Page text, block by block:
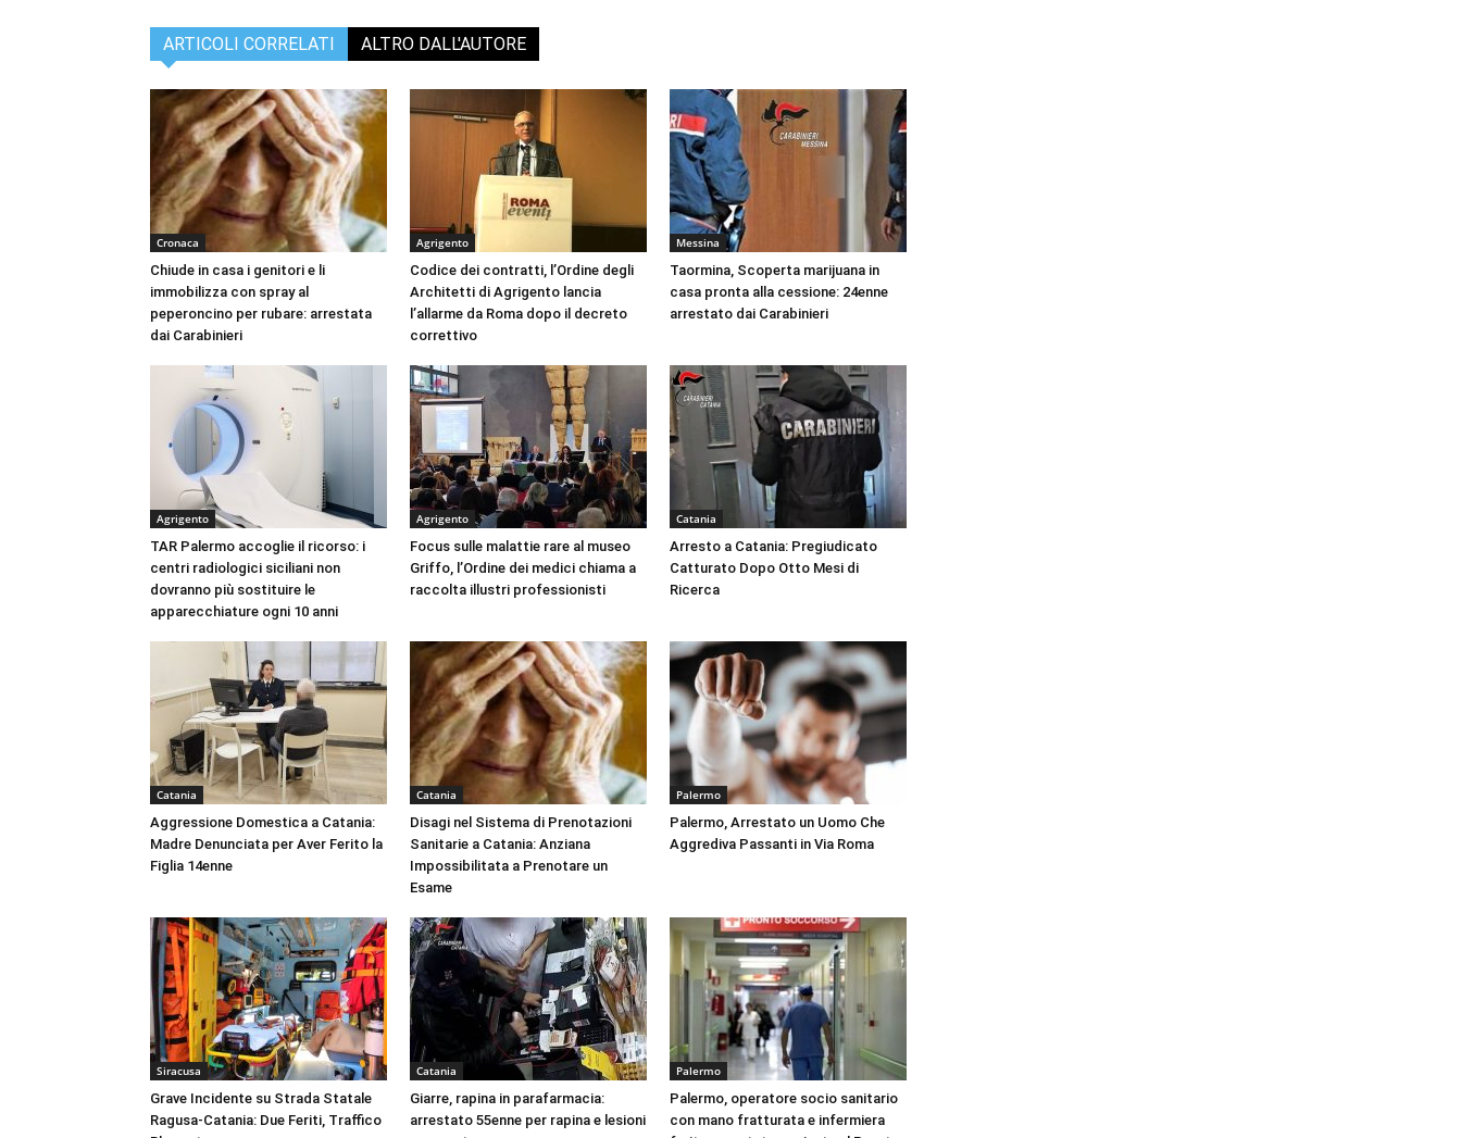
ARTICOLI CORRELATI ALTRO DALL'AUTORE
Cronaca
Chiude in casa i genitori e li
immobilizza con spray al
peperoncino per rubare: arrestata
dai Carabinieri
Agrigento
Codice dei contratti, l’Ordine degli
Architetti di Agrigento lancia
l’allarme da Roma dopo il decreto
correttivo
Messina
Taormina, Scoperta marijuana in
casa pronta alla cessione: 24enne
arrestato dai Carabinieri
Agrigento
TAR Palermo accoglie il ricorso: i
centri radiologici siciliani non
dovranno più sostituire le
apparecchiature ogni 10 anni
Agrigento
Focus sulle malattie rare al museo
Griffo, l’Ordine dei medici chiama a
raccolta illustri professionisti
Catania
Arresto a Catania: Pregiudicato
Catturato Dopo Otto Mesi di
Ricerca
Catania
Aggressione Domestica a Catania:
Madre Denunciata per Aver Ferito la
Figlia 14enne
Catania
Disagi nel Sistema di Prenotazioni
Sanitarie a Catania: Anziana
Impossibilitata a Prenotare un
Esame
Palermo
Palermo, Arrestato un Uomo Che
Aggrediva Passanti in Via Roma
Siracusa
Grave Incidente su Strada Statale
Ragusa-Catania: Due Feriti, Traffico
Catania
Giarre, rapina in parafarmacia:
arrestato 55enne per rapina e lesioni
Palermo
Palermo, operatore socio sanitario
con mano fratturata e infermiera